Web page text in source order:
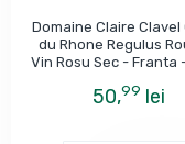
Domaine Claire Clavel
du Rhone Regulus
Vin Rosu Sec - Franta
50,99 lei